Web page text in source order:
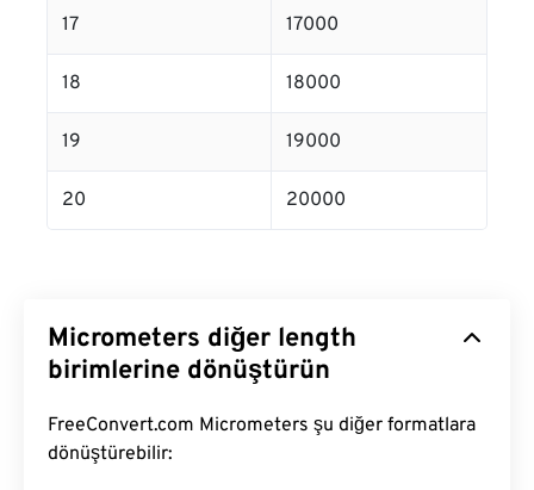
17 17000
18 18000
19 19000
20 20000
Micrometers diğer length
birimlerine dönüştürün
FreeConvert.com Micrometers şu diğer formatlara
dönüştürebilir: